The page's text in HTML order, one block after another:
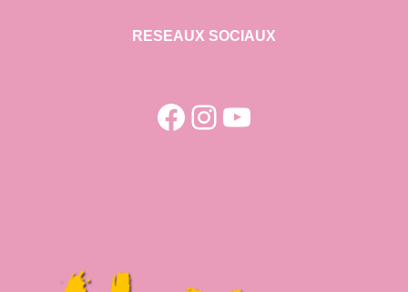
RESEAUX SOCIAUX
Facebook
Instagram
YouTube